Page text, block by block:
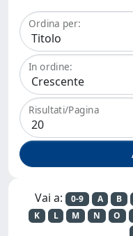
Ordina per:
In ordine:
Risultati/Pagina
Vai a: 0-9 A B
K
L M N O